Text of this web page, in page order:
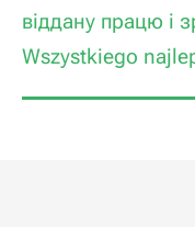
віддану працю і
Wszystkiego